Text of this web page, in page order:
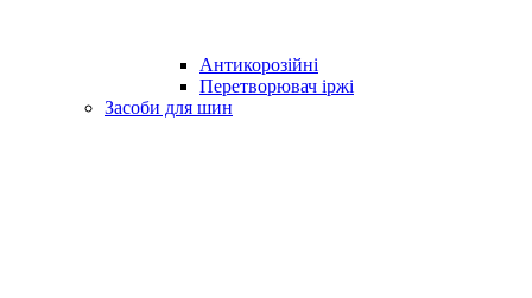
Антикорозійні
Перетворювач іржі
Засоби для шин